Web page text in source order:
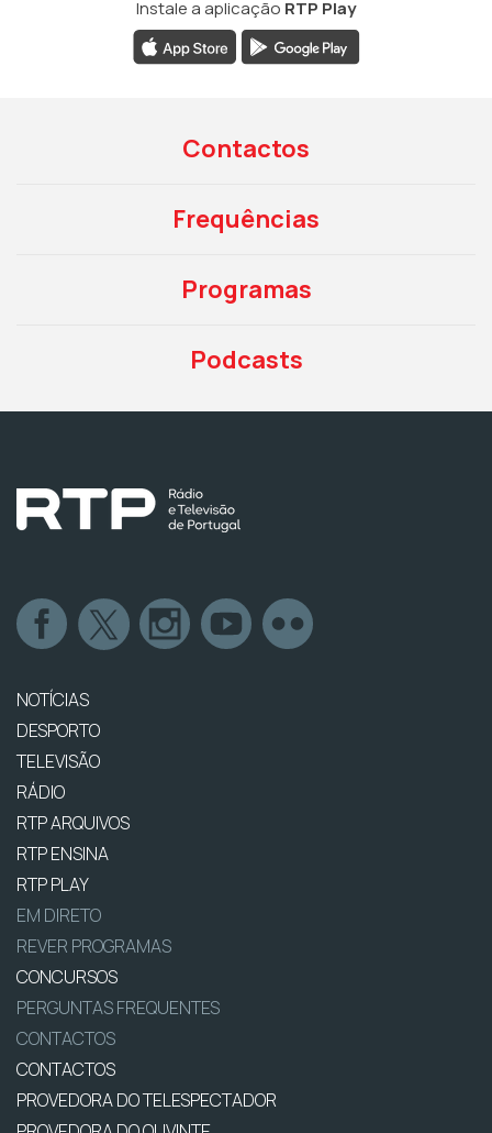
Instale a aplicação RTP Play
Contactos
Frequências
Programas
Podcasts
NOTÍCIAS
DESPORTO
TELEVISÃO
RÁDIO
RTP ARQUIVOS
RTP ENSINA
RTP PLAY
EM DIRETO
REVER PROGRAMAS
CONCURSOS
PERGUNTAS FREQUENTES
CONTACTOS
CONTACTOS
PROVEDORA DO TELESPECTADOR